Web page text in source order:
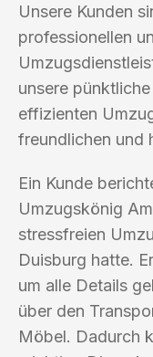
Unsere Kunden
professionellen
unsere
effizienten
freundlichen und
Ein Kunde
Umzugskönig
stressfreien
Duisburg hatte.
um alle Details
über den
Möbel. Dadurch